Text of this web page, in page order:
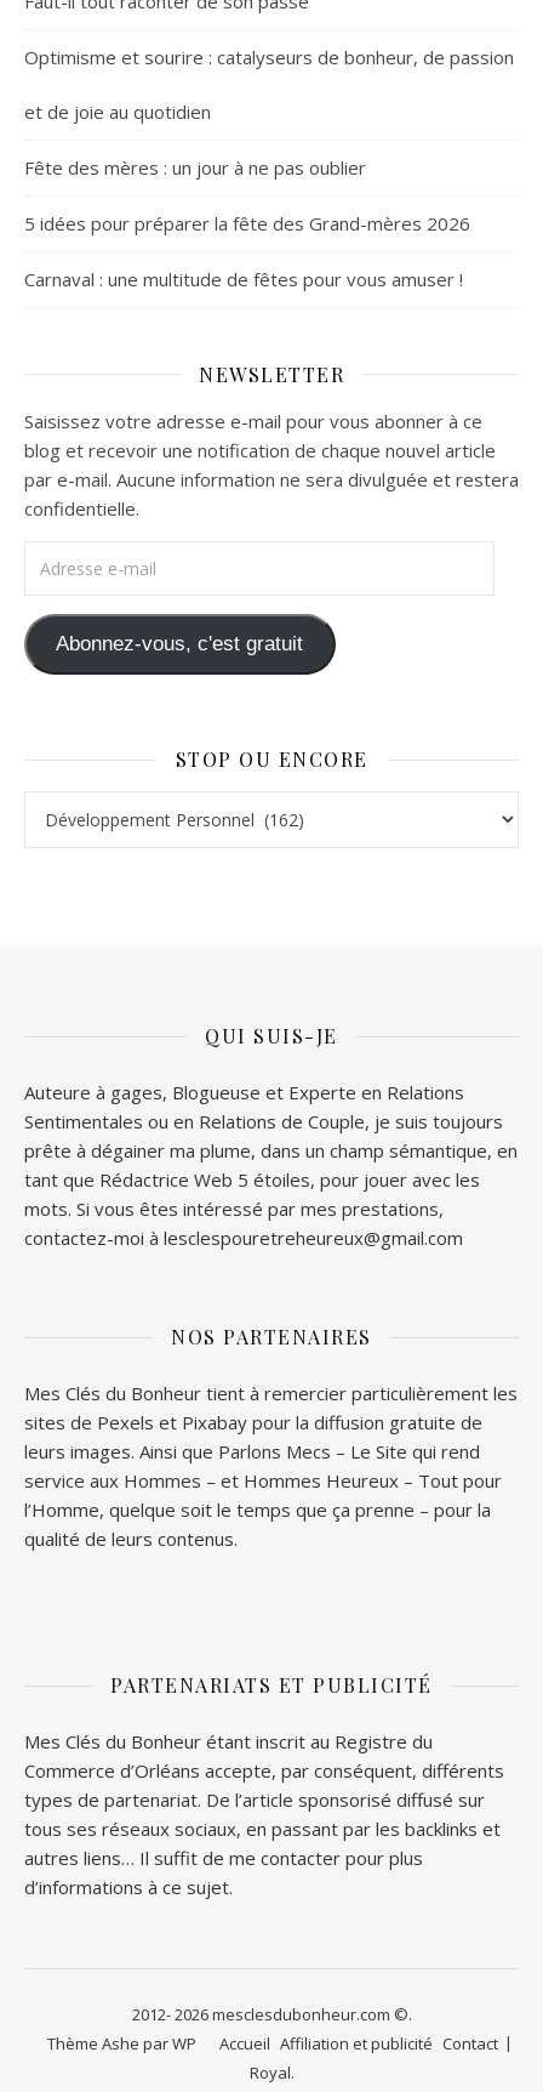
Optimisme et sourire : catalyseurs de bonheur, de passion
et de joie au quotidien
Fête des mères : un jour à ne pas oublier
5 idées pour préparer la fête des Grand-mères 2026
Carnaval : une multitude de fêtes pour vous amuser !
NEWSLETTER
Saisissez votre adresse e-mail pour vous abonner à ce
blog et recevoir une notification de chaque nouvel article
par e-mail. Aucune information ne sera divulguée et restera
confidentielle.
Abonnez-vous, c'est gratuit
STOP OU ENCORE
QUI SUIS-JE
Auteure à gages, Blogueuse et Experte en Relations
Sentimentales ou en Relations de Couple, je suis toujours
prête à dégainer ma plume, dans un champ sémantique, en
tant que Rédactrice Web 5 étoiles, pour jouer avec les
mots. Si vous êtes intéressé par mes prestations,
contactez-moi à lesclespouretreheureux@gmail.com
NOS PARTENAIRES
Mes Clés du Bonheur tient à remercier particulièrement les
sites de Pexels et Pixabay pour la diffusion gratuite de
leurs images. Ainsi que Parlons Mecs – Le Site qui rend
service aux Hommes – et Hommes Heureux – Tout pour
l’Homme, quelque soit le temps que ça prenne – pour la
qualité de leurs contenus.
PARTENARIATS ET PUBLICITÉ
Mes Clés du Bonheur étant inscrit au Registre du
Commerce d’Orléans accepte, par conséquent, différents
types de partenariat. De l’article sponsorisé diffusé sur
tous ses réseaux sociaux, en passant par les backlinks et
autres liens… Il suffit de me contacter pour plus
d’informations à ce sujet.
2012- 2026 mesclesdubonheur.com ©.
Accueil Affiliation et publicité Contact
Thème Ashe parWP
Royal.